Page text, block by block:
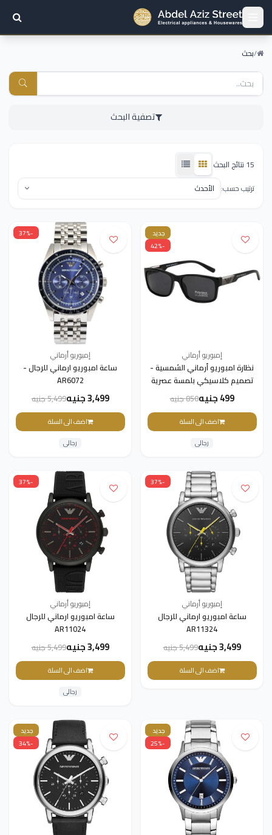
/بحث
تصفية البحث
15 نتائج البحث
ترتيب حسب:
جديد
-42%
إمبوريو أرماني
نظارة امبوريو أرماني الشمسية -
تصميم كلاسيكي بلمسة عصرية
رجالي
499 جنيه 850 جنيه
اضف الى السلة
رجالى
-37%
إمبوريو أرماني
ساعة امبوريو ارماني للرجال -
AR6072
3,499 جنيه 5,499 جنيه
اضف الى السلة
رجالى
-37%
إمبوريو أرماني
ساعة امبوريو ارماني للرجال
AR11324
3,499 جنيه 5,499 جنيه
اضف الى السلة
-37%
إمبوريو أرماني
ساعة امبوريو ارماني للرجال
AR11024
3,499 جنيه 5,499 جنيه
اضف الى السلة
رجالى
جديد
-25%
جديد
-34%